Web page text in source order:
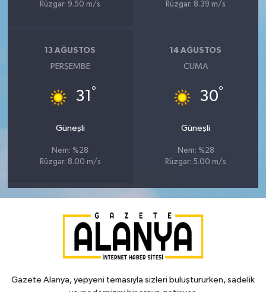
Rüzgar: 9.50 m/s
Rüzgar: 8.39 m/s
13 AĞUSTOS
PERŞEMBE
31 °
Güneşli
Nem: %28
Rüzgar: 8.00 m/s
14 AĞUSTOS
CUMA
30°
Güneşli
Nem: %28
Rüzgar: 5.00 m/s
Gazete Alanya, yepyeni temasıyla sizleri buluştururken, sadelik